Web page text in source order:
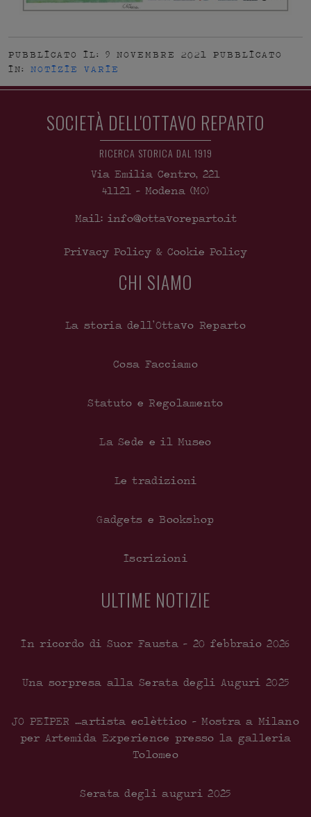
PUBBLICATO IL: 9 NOVEMBRE 2021 PUBBLICATO
IN: NOTIZIE VARIE
SOCIETÀ DELL'OTTAVO REPARTO
RICERCA STORICA DAL 1919
Via Emilia Centro, 221
41121 - Modena (MO)
Mail: info@ottavoreparto.it
Privacy Policy & Cookie Policy
CHI SIAMO
La storia dell’Ottavo Reparto
Cosa Facciamo
Statuto e Regolamento
La Sede e il Museo
Le tradizioni
Gadgets e Bookshop
Iscrizioni
ULTIME NOTIZIE
In ricordo di Suor Fausta – 20 febbraio 2026
Una sorpresa alla Serata degli Auguri 2025
JO PEIPER …artista eclèttico – Mostra a Milano
per Artemida Experience presso la galleria
Tolomeo
Serata degli auguri 2025